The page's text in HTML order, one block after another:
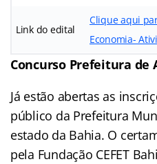
Link do edital
Clique aqui
Economia-
Concurso Prefeitura de
Já estão abertas as
público da Prefeitura
estado da Bahia. O
pela Fundação CEFET